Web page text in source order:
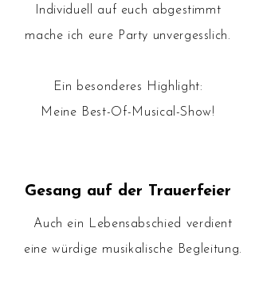
Individuell auf euch abgestimmt
mache ich eure Party unvergesslich.
Ein besonderes Highlight:
Meine Best-Of-Musical-Show!
Gesang auf der Trauerfeier
Auch ein Lebensabschied verdient
eine würdige musikalische Begleitung.